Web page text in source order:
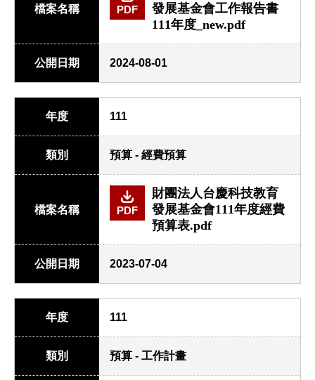
檔案名稱 PDF
發展基金會工作報告書
111年度_new.pdf
公開日期 2024-08-01
年度 111
類別 預算 - 經費預算
檔案名稱 PDF
財團法人台慶科技教育
發展基金會111年度經費
預算表.pdf
公開日期 2023-07-04
年度 111
類別 預算 - 工作計畫